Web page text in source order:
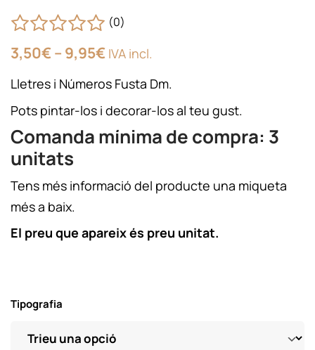
(0)
3,50€– 9,95€Interval
preus:
a
9,95€
IVA incl.
Lletres i Números Fusta Dm.
Pots pintar-los i decorar-los al teu gust.
Comanda mínima de compra: 3
unitats
Tens més informació del producte una miqueta
més a baix.
El preu que apareix és preu unitat.
Tipografia